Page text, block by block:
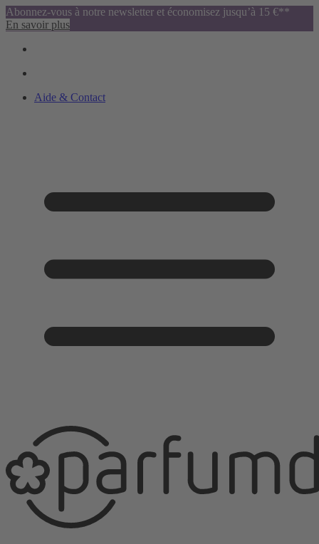
Abonnez-vous à notre newsletter et économisez jusqu’à 15 €**
En savoir plus
Aide & Contact